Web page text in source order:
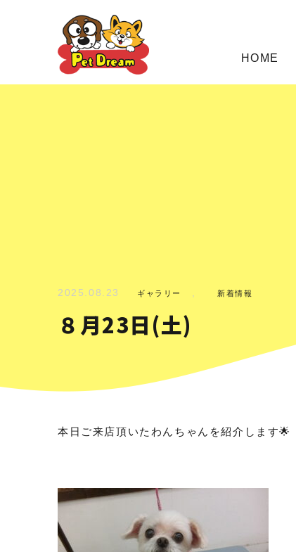
HOME
2025.08.23 ギャラリー , 新着情報
８月23日(土)
本日ご来店頂いたわんちゃんを紹介します🌟